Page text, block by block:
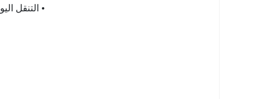
• التنقل